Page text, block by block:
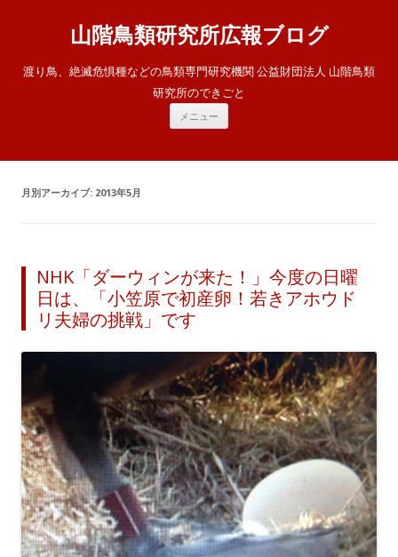
山階鳥類研究所広報ブログ
渡り鳥、絶滅危惧種などの鳥類専門研究機関 公益財団法人 山階鳥類
研究所のできごと
メニュー
ツ
月別アーカイブ: 2013年5月
NHK「ダーウィンが来た！」今度の日曜
日は、「小笠原で初産卵！若きアホウド
リ夫婦の挑戦」です